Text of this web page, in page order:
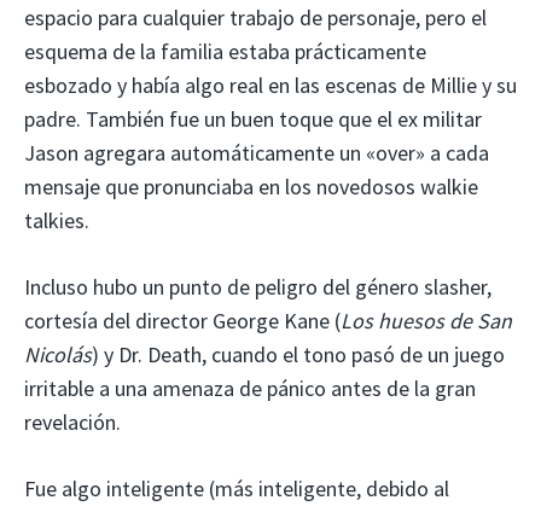
espacio para cualquier trabajo de personaje, pero el
esquema de la familia estaba prácticamente
esbozado y había algo real en las escenas de Millie y su
padre. También fue un buen toque que el ex militar
Jason agregara automáticamente un «over» a cada
mensaje que pronunciaba en los novedosos walkie
talkies.
Incluso hubo un punto de peligro del género slasher,
cortesía del director George Kane (Los huesos de San
Nicolás) y Dr. Death, cuando el tono pasó de un juego
irritable a una amenaza de pánico antes de la gran
revelación.
Fue algo inteligente (más inteligente, debido al